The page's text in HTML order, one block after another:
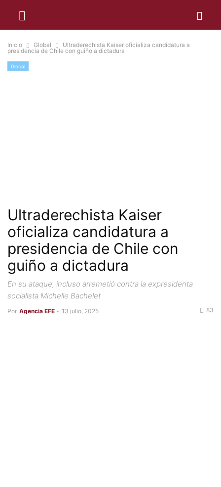
Inicio Global
Ultraderechista Kaiser oficializa candidatura a
presidencia de Chile con guiño a dictadura
Global
Ultraderechista Kaiser
oficializa candidatura a
presidencia de Chile con
guiño a dictadura
En su ataque, incluso arremetió contra la expresidenta
socialista Michelle Bachelet
Por Agencia EFE - 13 julio, 2025 83